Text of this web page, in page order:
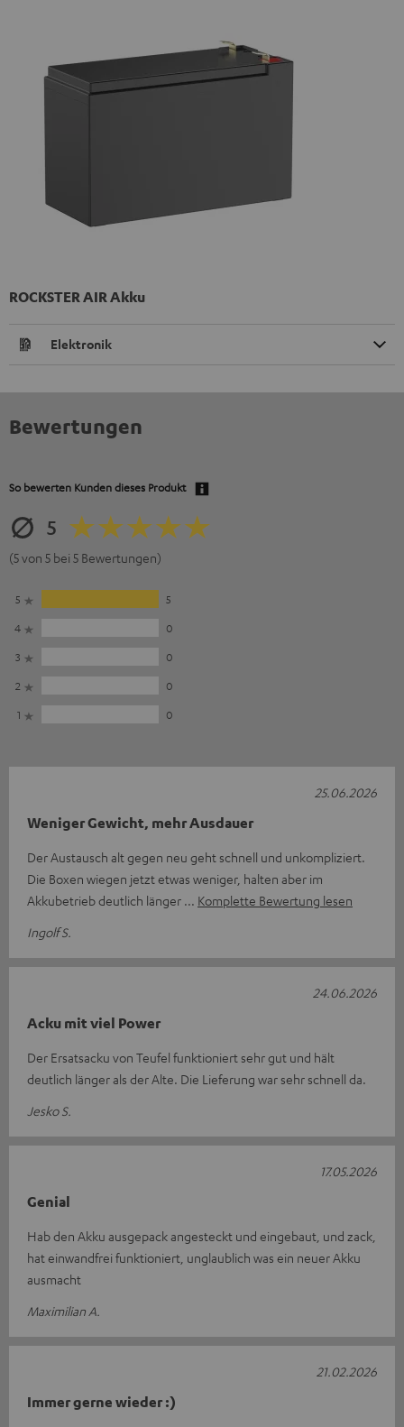
ROCKSTER AIR Akku
Elektronik
Bewertungen
So bewerten Kunden dieses Produkt
5
(5 von 5 bei 5 Bewertungen)
5
5
4
0
3
0
2
0
1
0
Weniger Gewicht, mehr Ausdauer
Der Austausch alt gegen neu geht schnell und unkompliziert.
Die Boxen wiegen jetzt etwas weniger, halten aber im
Akkubetrieb deutlich länger
Komplette Bewertung lesen
Ingolf S.
25.06.2026
Acku mit viel Power
Der Ersatsacku von Teufel funktioniert sehr gut und hält
deutlich länger als der Alte. Die Lieferung war sehr schnell da.
Jesko S.
24.06.2026
Genial
Hab den Akku ausgepack angesteckt und eingebaut, und zack,
hat einwandfrei funktioniert, unglaublich was ein neuer Akku
ausmacht
Maximilian A.
17.05.2026
Immer gerne wieder :)
21.02.2026